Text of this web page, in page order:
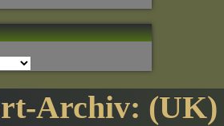
Archiv: (UK)